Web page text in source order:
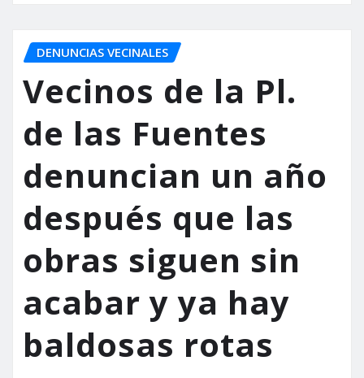
DENUNCIAS VECINALES
Vecinos de la Pl.
de las Fuentes
denuncian un año
después que las
obras siguen sin
acabar y ya hay
baldosas rotas